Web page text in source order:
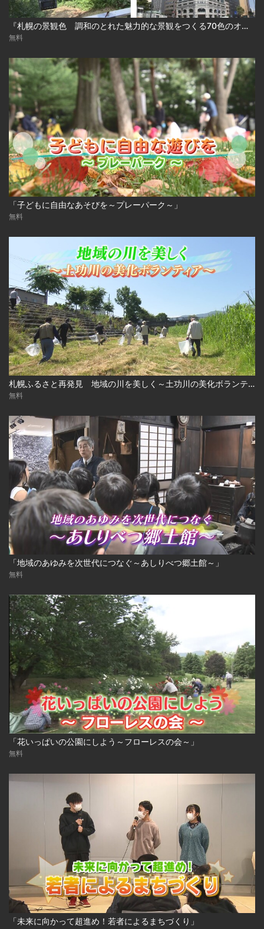
『札幌の景観色 調和のとれた魅力的な景観をつくる70色のオリジナルカラー』
無料
「子どもに自由なあそびを～プレーパーク～」
無料
札幌ふるさと再発見 地域の川を美しく～土功川の美化ボランティア～2026年7月18日放送
無料
「地域のあゆみを次世代につなぐ～あしりべつ郷土館～」
無料
「花いっぱいの公園にしよう～フローレスの会～」
無料
「未来に向かって超進め！若者によるまちづくり」